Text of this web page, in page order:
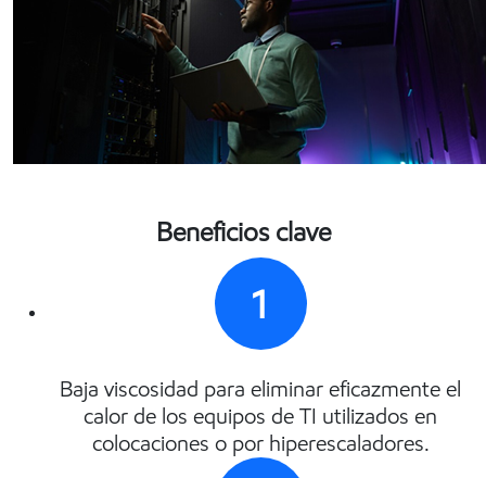
Beneficios clave
1
Baja viscosidad para eliminar eficazmente el
calor de los equipos de TI utilizados en
colocaciones o por hiperescaladores.